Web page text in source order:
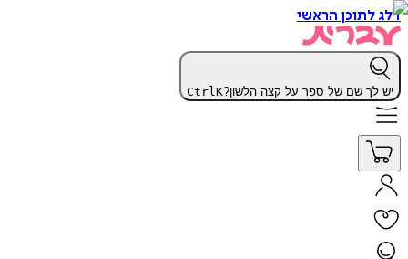
דלג לתוכן הראשי
יש לך שם של ספר על קצה הלשון? CtrlK